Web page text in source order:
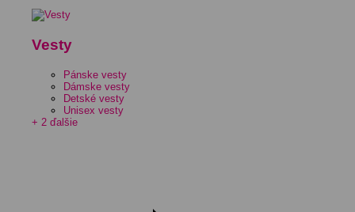
Vesty
Pánske vesty
Dámske vesty
Detské vesty
Unisex vesty
+ 2 ďalšie